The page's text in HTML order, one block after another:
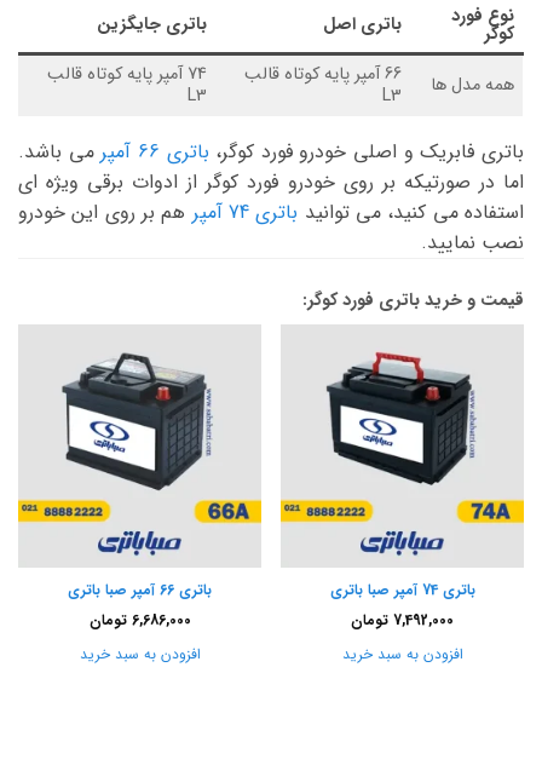
نوع فورد
کوگر باتری اصل باتری جایگزین
همه مدل ها 66 آمپر پایه کوتاه قالب
L3
74 آمپر پایه کوتاه قالب
L3
باتری فابریک و اصلی خودرو فورد کوگر، باتری 66 آمپر
می باشد.
اما در صورتیکه بر روی خودرو فورد کوگر از ادوات برقی ویژه ای
استفاده می کنید، می توانید باتری 74 آمپر
هم بر روی این خودرو
نصب نمایید.
قیمت و خرید باتری فورد کوگر:
باتری 74 آمپر صبا باتری
7,492,000 تومان
افزودن به سبد خرید
باتری 66 آمپر صبا باتری
6,686,000 تومان
افزودن به سبد خرید